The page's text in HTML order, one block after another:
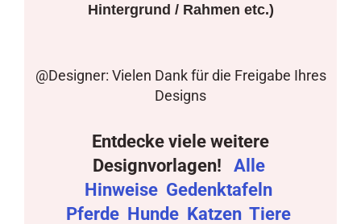
Hintergrund / Rahmen etc.)
@Designer: Vielen Dank für die Freigabe Ihres
Designs
Entdecke viele weitere
Designvorlagen!
Alle
Hinweise Gedenktafeln
Pferde Hunde Katzen Tiere